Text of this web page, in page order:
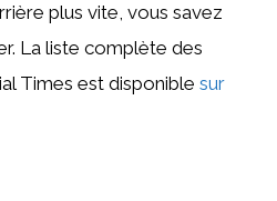
plus vite, vous savez
La liste complète des
Times est disponible sur